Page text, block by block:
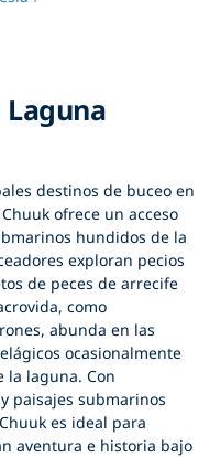
destinos de buceo en
ofrece un acceso
hundidos de la
exploran pecios
de peces de arrecife
como
abunda en las
ocasionalmente
la laguna. Con
paisajes submarinos
es ideal para
aventura e historia bajo